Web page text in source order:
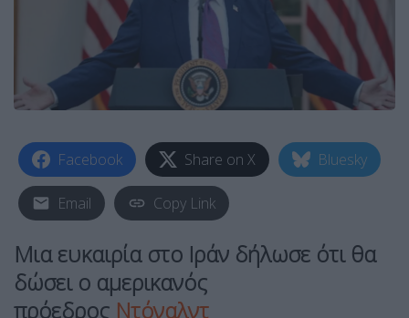
Facebook Share on X Bluesky
Email Copy Link
Μια ευκαιρία στο Ιράν δήλωσε ότι θα
δώσει ο αμερικανός
πρόεδρος Ντόναλντ